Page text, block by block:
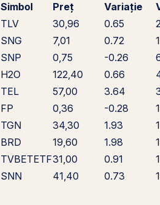
Simbol Preț Variație
TLV
30,96 0.65
SNG
7,01 0.72
SNP
0,75 -0.26
H2O
122,40 0.66
TEL
57,00 3.64
FP
0,36 -0.28
TGN
34,30 1.93
BRD
19,60 1.98
TVBETETF31,00 0.91
SNN
41,40 0.73